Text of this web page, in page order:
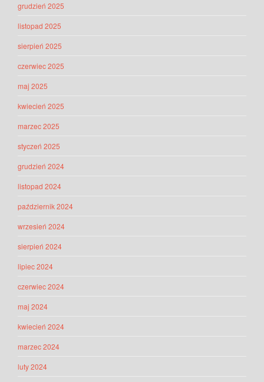
grudzień 2025
listopad 2025
sierpień 2025
czerwiec 2025
maj 2025
kwiecień 2025
marzec 2025
styczeń 2025
grudzień 2024
listopad 2024
październik 2024
wrzesień 2024
sierpień 2024
lipiec 2024
czerwiec 2024
maj 2024
kwiecień 2024
marzec 2024
luty 2024